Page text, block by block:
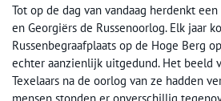
Tot op de dag van vandaag herdenkt
en Georgiërs de Russenoorlog. Elk jaar
Russenbegraafplaats op de Hoge Berg
echter aanzienlijk uitgedund. Het beeld
Texelaars na de oorlog van ze hadden